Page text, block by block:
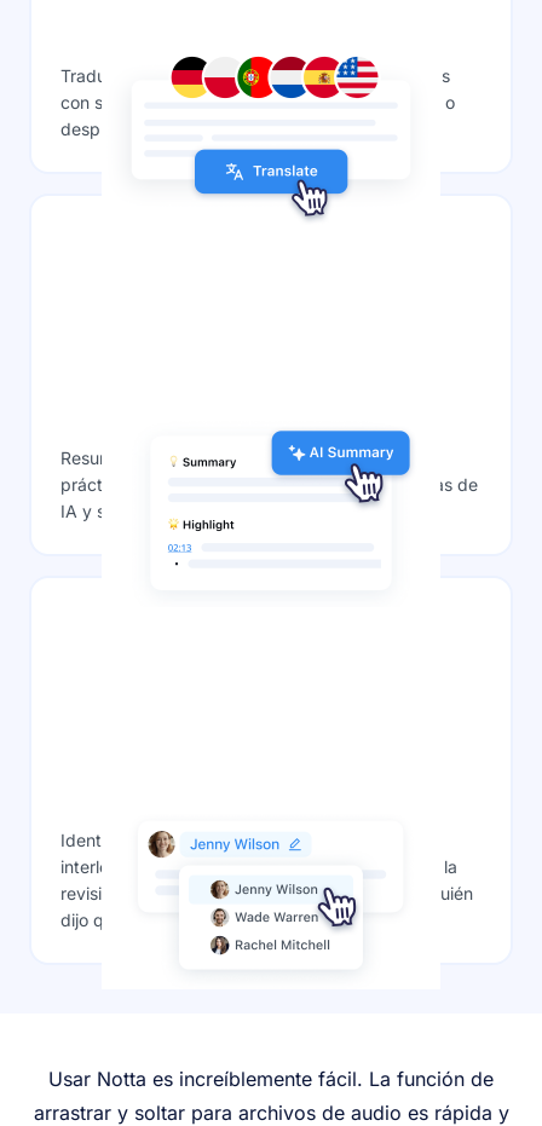
Traduce tus transcripciones a más de 40 idiomas
con solo un clic, ya sea durante tu conversación o
después de la transcripción.
Resumen con un solo clic
Resume transcripciones extensas y obtén ideas
prácticas al instante con plantillas personalizadas de
IA y sugerencias.
Identificar y etiquetar automáticamente a los
interlocutores en las conversaciones, facilitando la
revisión de notas y comprendiendo al instante quién
dijo qué.
Usar Notta es increíblemente fácil. La función de
arrastrar y soltar para archivos de audio es rápida y